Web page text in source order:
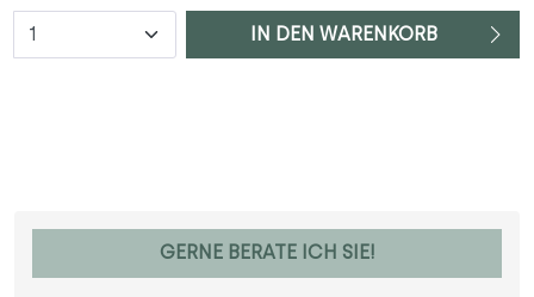
Anzahl IN DEN WARENKORB
GERNE BERATE ICH SIE!